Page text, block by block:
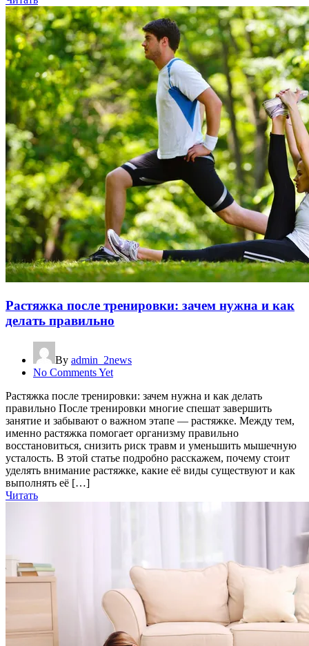
Растяжка после тренировки: зачем нужна и как
делать правильно
By admin_2news
No Comments Yet
Растяжка после тренировки: зачем нужна и как делать
правильно После тренировки многие спешат завершить
занятие и забывают о важном этапе — растяжке. Между тем,
именно растяжка помогает организму правильно
восстановиться, снизить риск травм и уменьшить мышечную
усталость. В этой статье подробно расскажем, почему стоит
уделять внимание растяжке, какие её виды существуют и как
выполнять её […]
Читать